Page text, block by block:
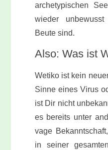
archetypischen
wieder
Beute sind.
Also: Was ist
Wetiko ist kein
Sinne eines Virus
ist Dir nicht
es bereits unter
vage
in seiner